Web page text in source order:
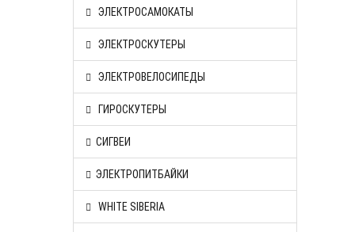
ЭЛЕКТРОСАМОКАТЫ
ЭЛЕКТРОСКУТЕРЫ
ЭЛЕКТРОВЕЛОСИПЕДЫ
ГИРОСКУТЕРЫ
СИГВЕИ
ЭЛЕКТРОПИТБАЙКИ
WHITE SIBERIA